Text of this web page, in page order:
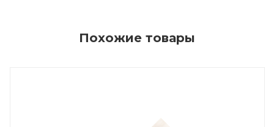
Похожие товары